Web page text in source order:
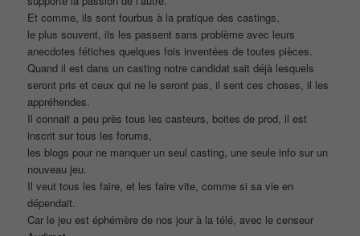
Et comme, ils sont fourbus à la pratique des castings,
le plus souvent, ils les passent sans problème avec leurs
anecdotes fétiches quelques fois inventées de toutes pièces.
Quand il est dans un casting notre candidat sait déjà lesquels
seront pris et ceux qui ne le seront pas, il sent ces choses, il les
appréhendes.
Il connait a peu près tous les casteurs, boites de prod, il est
inscrit sur tous les forums,
les blogs pour ne manquer un seul casting, une seule info sur un
nouveau jeu.
Il veut tous les faire, et les faire vite, comme si sa vie en
dépendait.
Car le jeu est éphémère de nos jour à la télé, avec le censeur